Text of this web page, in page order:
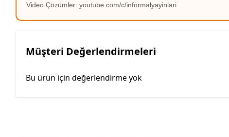
Video Çözümler: youtube.com/c/informalyayinlari
Müşteri Değerlendirmeleri
Bu ürün için değerlendirme yok